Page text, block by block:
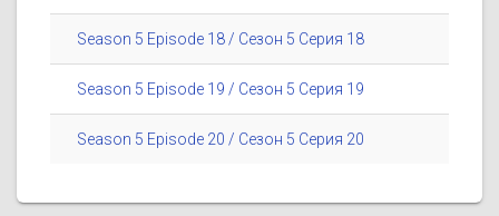
Season 5 Episode 18 / Сезон 5 Серия 18
Season 5 Episode 19 / Сезон 5 Серия 19
Season 5 Episode 20 / Сезон 5 Серия 20